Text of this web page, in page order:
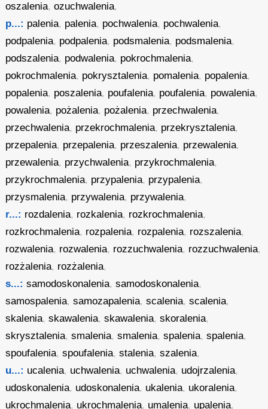
oszalenia,ozuchwalenia,
p...: palenia, palenia, pochwalenia, pochwalenia,
podpalenia, podpalenia, podsmalenia, podsmalenia,
podszalenia, podwalenia, pokrochmalenia,
pokrochmalenia, pokrysztalenia, pomalenia, popalenia,
popalenia, poszalenia, poufalenia, poufalenia, powalenia,
powalenia, pożalenia, pożalenia, przechwalenia,
przechwalenia, przekrochmalenia, przekrysztalenia,
przepalenia, przepalenia, przeszalenia, przewalenia,
przewalenia, przychwalenia, przykrochmalenia,
przykrochmalenia, przypalenia, przypalenia,
przysmalenia, przywalenia, przywalenia,
r...: rozdalenia, rozkalenia, rozkrochmalenia,
rozkrochmalenia, rozpalenia, rozpalenia, rozszalenia,
rozwalenia, rozwalenia, rozzuchwalenia, rozzuchwalenia,
rozżalenia, rozżalenia,
s...: samodoskonalenia,samodoskonalenia,
samospalenia,samozapalenia,scalenia,scalenia,
skalenia,skawalenia,skawalenia,skoralenia,
skrysztalenia,smalenia,smalenia,spalenia,spalenia,
spoufalenia,spoufalenia,stalenia,szalenia,
u...: ucalenia, uchwalenia, uchwalenia, udojrzalenia,
udoskonalenia, udoskonalenia, ukalenia, ukoralenia,
ukrochmalenia, ukrochmalenia, umalenia, upalenia,